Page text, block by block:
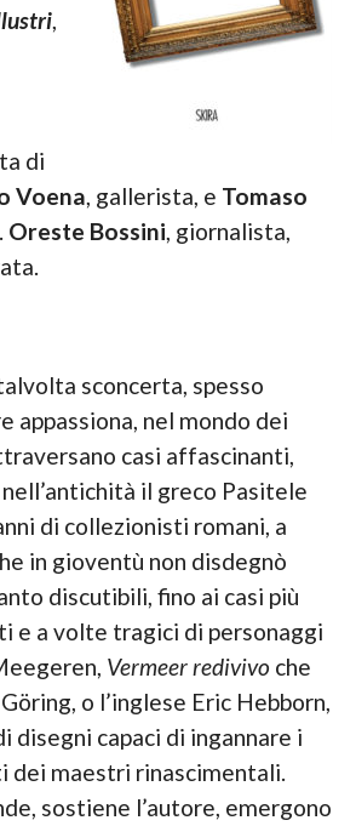
,
di
Voena, gallerista, e Tomaso
Oreste Bossini, giornalista,
sconcerta, spesso
appassiona, nel mondo dei
casi affascinanti,
il greco Pasitele
di collezionisti romani, a
in gioventù non disdegnò
discutibili, fino ai casi più
e a volte tragici di personaggi
Vermeer redivivo che
o l’inglese Eric Hebborn,
disegni capaci di ingannare i
dei maestri rinascimentali.
sostiene l’autore, emergono